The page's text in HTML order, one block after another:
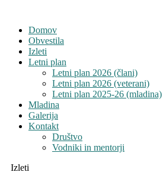
Domov
Obvestila
Izleti
Letni plan
Letni plan 2026 (člani)
Letni plan 2026 (veterani)
Letni plan 2025-26 (mladina)
Mladina
Galerija
Kontakt
Društvo
Vodniki in mentorji
Izleti